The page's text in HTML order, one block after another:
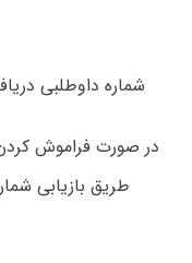
شماره داوطلبی
در صورت فراموش
طریق بازیابی